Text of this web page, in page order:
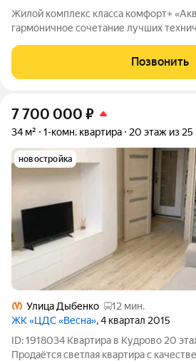
Жилой комплекс класса комфорт+
гармоничное сочетание лучших
направленности. Мы разработали
тех, кто ценит комфорт,
Позвонить
7 700 000 ₽
34 м² 1-комн. квартира 20 этаж из 25
новостройка
Улица Дыбенко
12 мин.
ЖК «ЦДС «Весна», 4 квартал 2015
ID: 1918034 Квартира в Кудрово 20 этаж с мебелью и техникой
Продаётся светлая квартира с